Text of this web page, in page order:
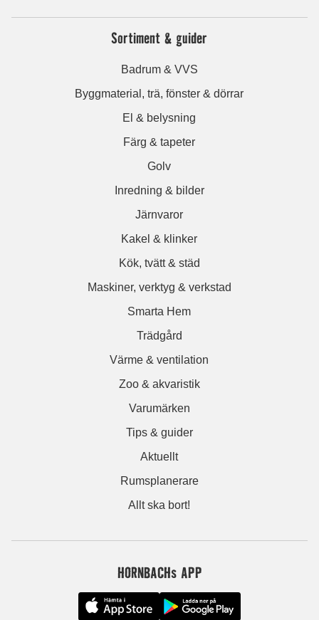
Sortiment & guider
Badrum & VVS
Byggmaterial, trä, fönster & dörrar
El & belysning
Färg & tapeter
Golv
Inredning & bilder
Järnvaror
Kakel & klinker
Kök, tvätt & städ
Maskiner, verktyg & verkstad
Smarta Hem
Trädgård
Värme & ventilation
Zoo & akvaristik
Varumärken
Tips & guider
Aktuellt
Rumsplanerare
Allt ska bort!
HORNBACHs APP